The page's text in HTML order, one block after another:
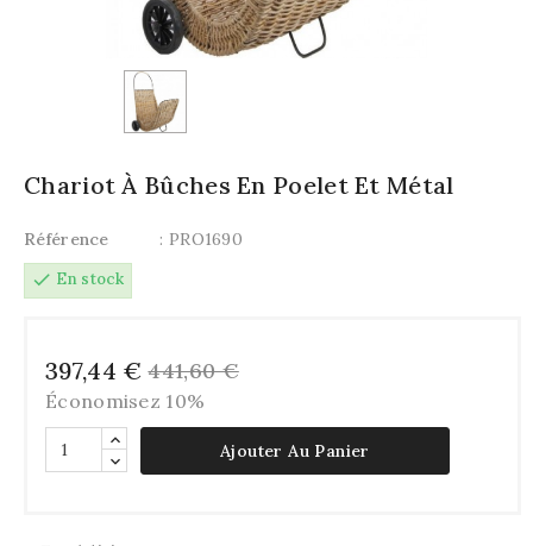
Chariot À Bûches En Poelet Et Métal
Référence
: PRO1690
check En stock
397,44 € 441,60 €
Économisez 10%
Ajouter Au Panier